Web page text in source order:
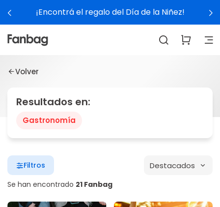
¡Encontrá el regalo del Día de la Niñez!
Volver
Resultados en:
Gastronomía
Se han encontrado 21 Fanbag
Filtros Destacados